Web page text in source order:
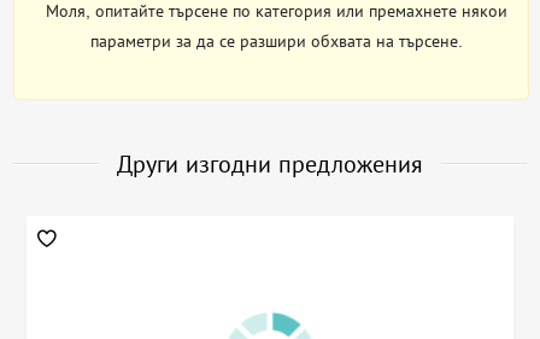
Моля, опитайте търсене по категория или премахнете някои
параметри за да се разшири обхвата на търсене.
Други изгодни предложения